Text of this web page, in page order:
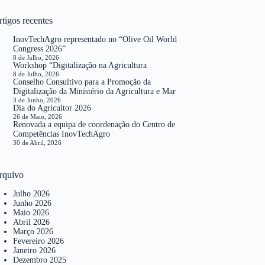
recentes
InovTechAgro representado no “Olive Oil World
Congress 2026”
8 de Julho, 2026
Workshop “Digitalização na Agricultura
8 de Julho, 2026
Conselho Consultivo para a Promoção da
Digitalização da Ministério da Agricultura e Mar
3 de Junho, 2026
Dia do Agricultor 2026
26 de Maio, 2026
Renovada a equipa de coordenação do Centro de
Competências InovTechAgro
30 de Abril, 2026
Julho 2026
Junho 2026
Maio 2026
Abril 2026
Março 2026
Fevereiro 2026
Janeiro 2026
Dezembro 2025